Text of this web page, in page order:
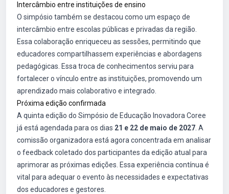
Intercâmbio entre instituições de ensino
O simpósio também se destacou como um espaço de
intercâmbio entre escolas públicas e privadas da região.
Essa colaboração enriqueceu as sessões, permitindo que
educadores compartilhassem experiências e abordagens
pedagógicas. Essa troca de conhecimentos serviu para
fortalecer o vínculo entre as instituições, promovendo um
aprendizado mais colaborativo e integrado.
Próxima edição confirmada
A quinta edição do Simpósio de Educação Inovadora Coree
já está agendada para os dias 21 e 22 de maio de 2027 . A
comissão organizadora está agora concentrada em analisar
o feedback coletado dos participantes da edição atual para
aprimorar as próximas edições. Essa experiência contínua é
vital para adequar o evento às necessidades e expectativas
dos educadores e gestores.